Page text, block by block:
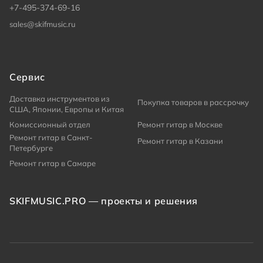
+7-495-374-69-16
sales@skifmusic.ru
Сервис
Доставка инструментов из
США, Японии, Европы и Китая
Покупка товаров в рассрочку
Комиссионный отдел
Ремонт гитар в Москве
Ремонт гитар в Санкт-
Петербурге
Ремонт гитар в Казани
Ремонт гитар в Самаре
SKIFMUSIC.PRO — проекты и решения